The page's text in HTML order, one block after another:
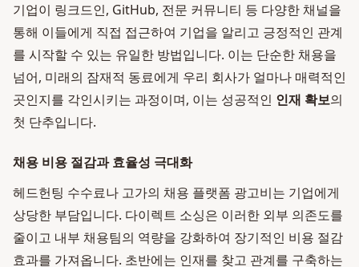
기업이 링크드인, GitHub, 전문 커뮤니티 등 다양한 채널을
통해 이들에게 직접 접근하여 기업을 알리고 긍정적인 관계
를 시작할 수 있는 유일한 방법입니다. 이는 단순한 채용을
넘어, 미래의 잠재적 동료에게 우리 회사가 얼마나 매력적인
곳인지를 각인시키는 과정이며, 이는 성공적인 인재 확보의
첫 단추입니다.
채용 비용 절감과 효율성 극대화
헤드헌팅 수수료나 고가의 채용 플랫폼 광고비는 기업에게
상당한 부담입니다. 다이렉트 소싱은 이러한 외부 의존도를
줄이고 내부 채용팀의 역량을 강화하여 장기적인 비용 절감
효과를 가져옵니다. 초반에는 인재를 찾고 관계를 구축하는